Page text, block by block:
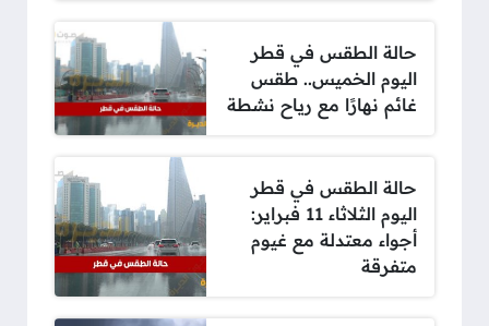
حالة الطقس في قطر
اليوم الخميس.. طقس
غائم نهارًا مع رياح نشطة
حالة الطقس في قطر
اليوم الثلاثاء 11 فبراير:
أجواء معتدلة مع غيوم
متفرقة